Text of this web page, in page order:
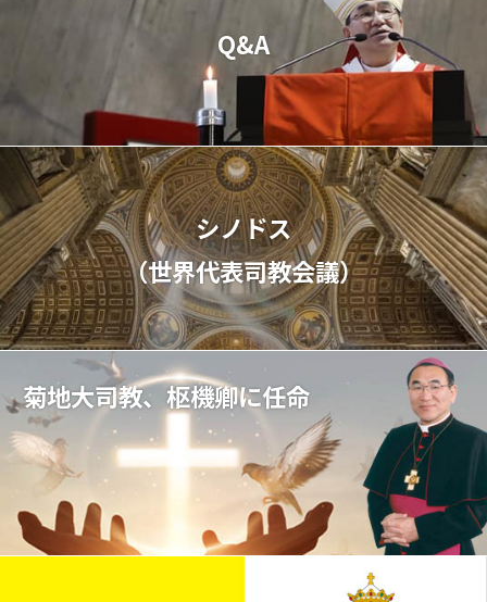
Q&A
シノドス
（世界代表司教会議）
菊地大司教、枢機卿に任命